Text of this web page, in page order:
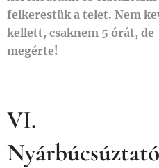
felkerestük a telet. Nem
kellett, csaknem 5 órát, de
megérte!
VI.
Nyárbúcsúztató